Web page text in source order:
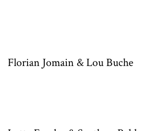
Florian Jomain & Lou Buche